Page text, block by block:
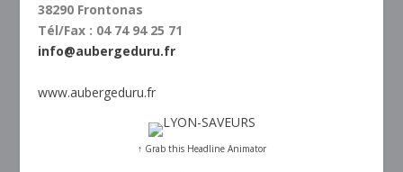
38290 Frontonas
Tél/Fax : 04 74 94 25 71
info@aubergeduru.fr
www.aubergeduru.fr
↑ Grab this Headline Animator